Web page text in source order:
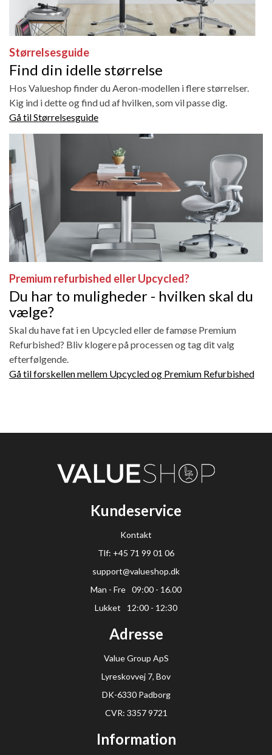
Størrelsesguide
Find din idelle størrelse
Hos Valueshop finder du Aeron-modellen i flere størrelser.
Kig ind i dette og find ud af hvilken, som vil passe dig.
Gå til Størrelsesguide
Premium refurbished eller Upcycled?
Du har to muligheder - hvilken skal du
vælge?
Skal du have fat i en Upcycled eller de famøse Premium
Refurbished? Bliv klogere på processen og tag dit valg
efterfølgende.
Gå til forskellen mellem Upcycled og Premium Refurbished
Kundeservice
Kontakt
Tlf: +45 71 99 01 06
support@valueshop.dk
Man - Fre 09:00 - 16.00
Lukket
12:00 - 12:30
Adresse
Value Group ApS
Lyreskovvej 7, Bov
DK-6330 Padborg
CVR: 3357 9721
Information